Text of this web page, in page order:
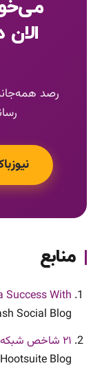
رصد
منابع
Success With
Social Blog
۲۱ شاخص شبکه‌های اجتماعی که باید ردیابی کنید
Hootsuite Blog